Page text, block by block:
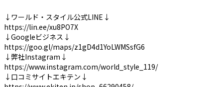
↓ワールド・スタイル公式LINE↓
https://lin.ee/xu8PO7X
↓Googleビジネス↓
https://goo.gl/maps/z1gD4d1YoLWMSsfG6
↓弊社Instagram↓
https://www.instagram.com/world_style_119/
↓口コミサイトエキテン↓